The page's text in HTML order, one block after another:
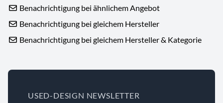
Benachrichtigung bei ähnlichem Angebot
Benachrichtigung bei gleichem Hersteller
Benachrichtigung bei gleichem Hersteller & Kategorie
USED-DESIGN NEWSLETTER